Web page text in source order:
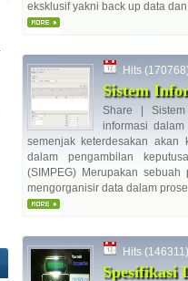
eksklusif yakni back up data dan
Hits
Sistem
Share | Sistem
informasi
semenjak keterdesakan
dalam pengambilan
(SIMPEG) Merupakan
mengorganisir data dalam
Hits
Spesifikasi